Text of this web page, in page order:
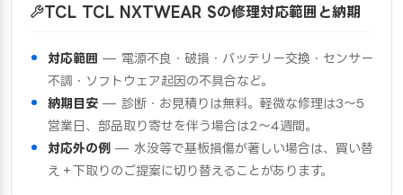
TCL TCL NXTWEAR Sの修理対応範囲と納期
対応範囲 — 電源不良・破損・バッテリー交換・センサー
不調・ソフトウェア起因の不具合など。
納期目安 — 診断・お見積りは無料。軽微な修理は3〜5
営業日、部品取り寄せを伴う場合は2〜4週間。
対応外の例 — 水没等で基板損傷が著しい場合は、買い替
え＋下取りのご提案に切り替えることがあります。